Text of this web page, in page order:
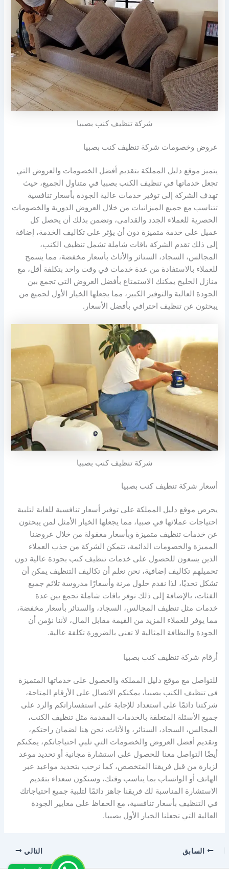
شركة تنظيف كنب بصبيا
عروض وخصومات شركة تنظيف كنب بصبيا
يتميز موقع دليل المملكة بتقديم أفضل الخصومات والعروض التي
تجعل خدماتها في تنظيف الكنب بصبيا في متناول الجميع، حيث
تهدف الشركة إلى توفير خدمات عالية الجودة بأسعار تنافسية
تتناسب مع جميع الميزانيات من خلال العروض الدورية والخصومات
الحصرية للعملاء الجدد والقدامى، وتضمن بذلك أن يحصل كل
عميل على خدمة متميزة دون أن يؤثر على تكاليف الخدمة، إضافة
إلى ذلك تقدم الشركة باقات شاملة تشمل تنظيف الكنب،
المجالس، السجاد، الستائر والأثاث بأسعار مخفضة، مما يسمح
للعملاء بالاستفادة من عدة خدمات في وقت واحد بتكلفة أقل، مع
منازل الخليج يمكنك الاستمتاع بأفضل العروض التي تجمع بين
الجودة العالية والتوفير الكبير، مما يجعلها الخيار الأول لجميع من
يبحثون عن تنظيف احترافي بأفضل الأسعار.
شركة تنظيف كنب بصبيا
أسعار شركة تنظيف كنب بصبيا
يحرص موقع دليل المملكة على توفير أسعار تنافسية للغاية لتلبية
احتياجات عملائها في صبيا، مما يجعلها الخيار الأمثل لمن يبحثون
عن خدمات تنظيف متميزة وبأسعار معقولة من خلال عروضنا
المميزة والخصومات الدائمة، تتمكن الشركة من جذب العملاء
الذين يسعون للحصول على خدمات تنظيف كنب بجودة عالية دون
تحميلهم تكاليف إضافية، نحن نعلم أن تكاليف التنظيف يمكن أن
تشكل تحديًا، لذا نقدم حلول مرنة وأسعارًا مدروسة تلائم جميع
الفئات، بالإضافة إلى ذلك نوفر باقات شاملة تجمع بين عدة
خدمات مثل تنظيف المجالس، السجاد، والستائر بأسعار مخفضة،
مما يوفر للعملاء المزيد من القيمة مقابل المال، لأننا نؤمن أن
الجودة والنظافة المثالية لا تعني بالضرورة تكلفة عالية.
أرقام شركة تنظيف كنب بصبيا
للتواصل مع موقع دليل المملكة والحصول على خدماتها المتميزة
في تنظيف الكنب بصبيا، يمكنكم الاتصال على الأرقام المتاحة،
شركتنا دائمًا على استعداد للإجابة على استفساراتكم والرد على
جميع الأسئلة المتعلقة بالخدمات المقدمة مثل تنظيف الكنب،
المجالس، السجاد، الستائر، والأثاث، نحن هنا لضمان راحتكم،
وتقديم أفضل العروض والخصومات التي تلبي احتياجاتكم، يمكنكم
أيضًا التواصل معنا للحصول على استشارة مجانية أو تحديد موعد
لزيارة من قبل فريقنا المتخصص، كما نرحب بتحديد مواعيد عبر
الهاتف أو الواتساب بما يناسب وقتك، وسنكون سعداء بتقديم
الاستشارة المناسبة لك فريقنا جاهز دائمًا لتلبية جميع احتياجاتك
في التنظيف بأسعار تنافسية، مع الحفاظ على معايير الجودة
العالية التي تجعلنا الخيار الأول بصبيا.
السابق التالي